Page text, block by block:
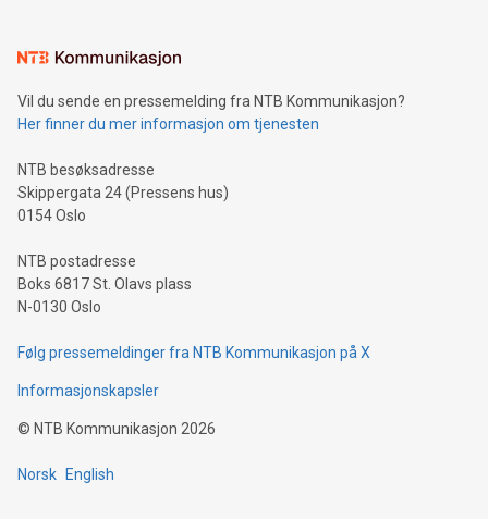
Vil du sende en pressemelding fra NTB Kommunikasjon?
Her finner du mer informasjon om tjenesten
NTB besøksadresse
Skippergata 24 (Pressens hus)
0154 Oslo
NTB postadresse
Boks 6817 St. Olavs plass
N-0130 Oslo
Følg pressemeldinger fra NTB Kommunikasjon på X
Informasjonskapsler
© NTB Kommunikasjon 2026
Norsk English